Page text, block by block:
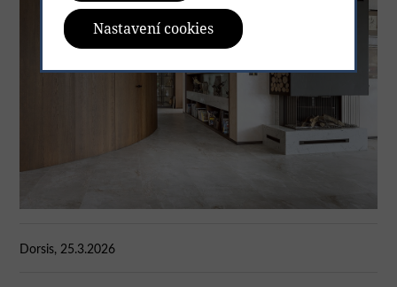
Nastavení cookies
Dorsis, 25.3.2026